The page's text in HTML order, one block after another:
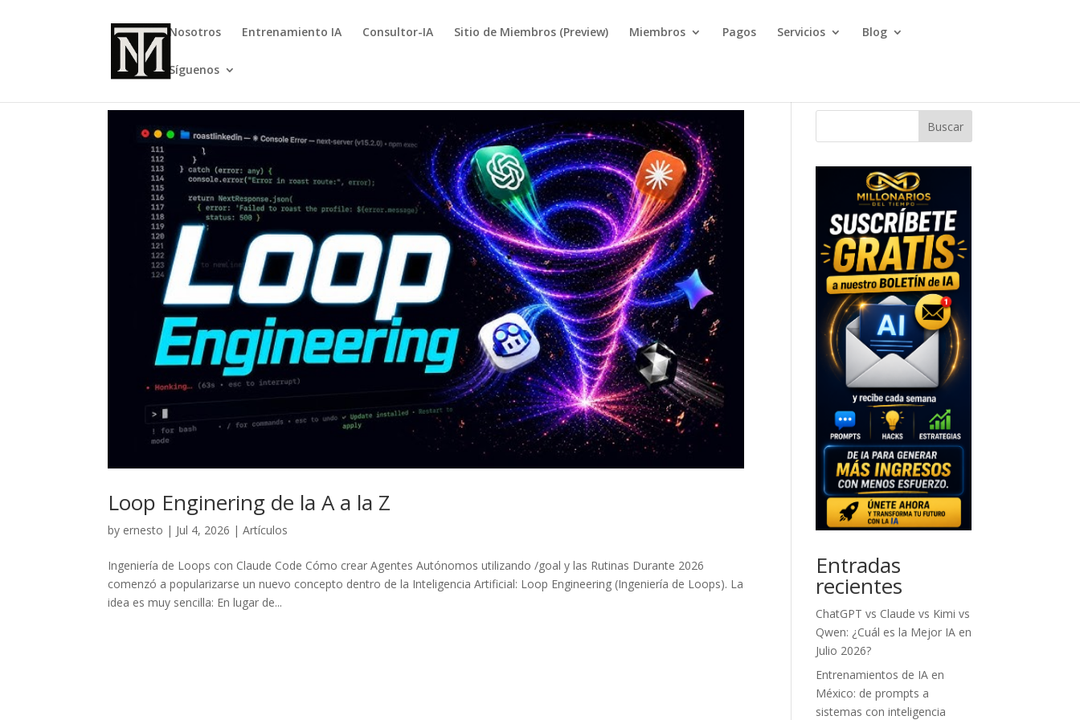
Nosotros Entrenamiento IA Consultor-IA Sitio de Miembros (Preview) Miembros Pagos Servicios Blog
Síguenos
Loop Enginering de la A a la Z
by ernesto | Jul 4, 2026 |Artículos
Ingeniería de Loops con Claude Code Cómo crear Agentes Autónomos utilizando /goal y las Rutinas Durante 2026
comenzó a popularizarse un nuevo concepto dentro de la Inteligencia Artificial: Loop Engineering (Ingeniería de Loops). La
idea es muy sencilla: En lugar de...
Buscar
Entradas
recientes
ChatGPT vs Claude vs Kimi vs
Qwen: ¿Cuál es la Mejor IA en
Julio 2026?
Entrenamientos de IA en
México: de prompts a
sistemas con inteligencia